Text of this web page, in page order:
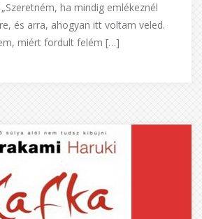
ha mindig emlékeznél
és arra, ahogyan itt voltam veled.
miért fordult felém […]